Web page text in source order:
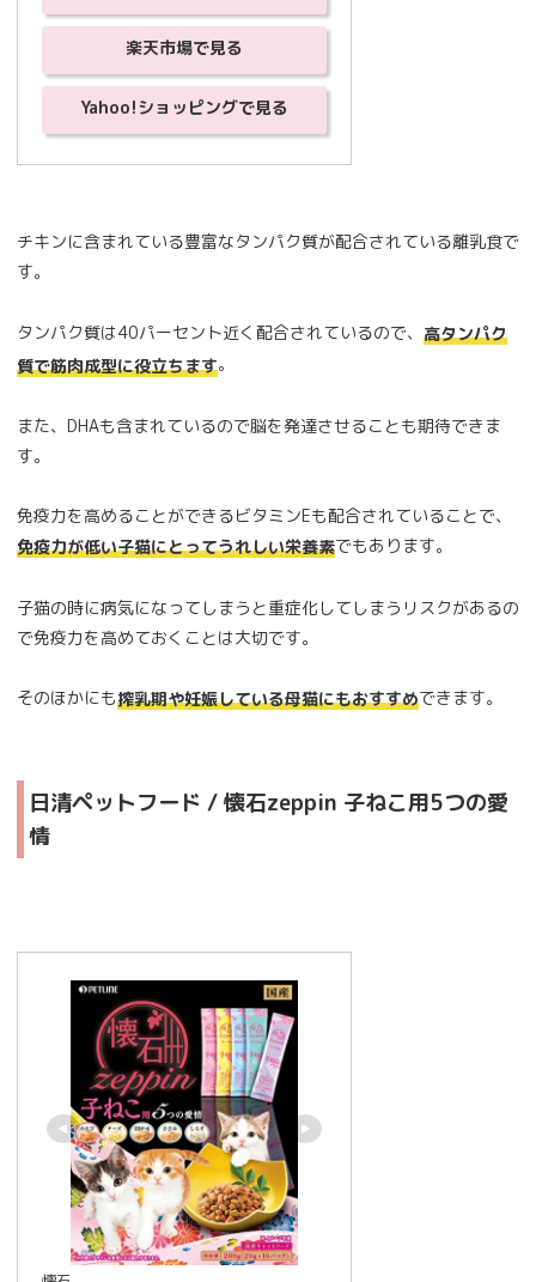
楽天市場で見る
Yahoo!ショッピングで見る
チキンに含まれている豊富なタンパク質が配合されている離乳食で
す。
タンパク質は40パーセント近く配合されているので、 高タンパク
質で筋肉成型に役立ちます。
また、DHAも含まれているので脳を発達させることも期待できま
す。
免疫力を高めることができるビタミンEも配合されていることで、
免疫力が低い子猫にとってうれしい栄養素でもあります。
子猫の時に病気になってしまうと重症化してしまうリスクがあるの
で免疫力を高めておくことは大切です。
そのほかにも搾乳期や妊娠している母猫にもおすすめできます。
日清ペットフード / 懐石zeppin 子ねこ用5つの愛
情